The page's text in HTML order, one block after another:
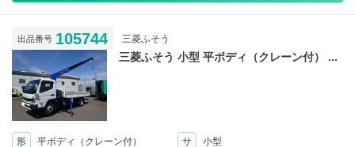
出品番号 105744 三菱ふそう
三菱ふそう 小型 平ボディ（クレーン付） ...
形 平ボディ（クレーン付） サ
小型